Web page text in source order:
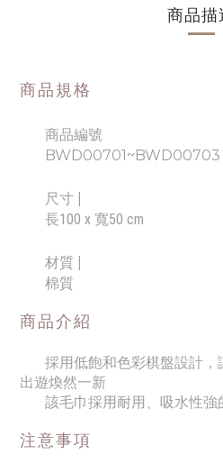
商品描
商品規格
商品編號
BWD00701~BWD00703
尺寸
長100 x 寬50 cm
材質 |
棉質
商品介紹
採用低飽和色彩棋盤設計
出遊煥然一新
該毛巾採用耐用、吸水性
注意事項